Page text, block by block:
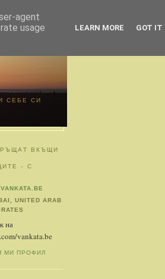
СЕБЕ СИ
ВКЪЩИ
- С
VANKATA.BE
UNITED ARAB
на
vankata.be
МИ ПРОФИЛ
agent
usage
LEARN MORE GOT IT